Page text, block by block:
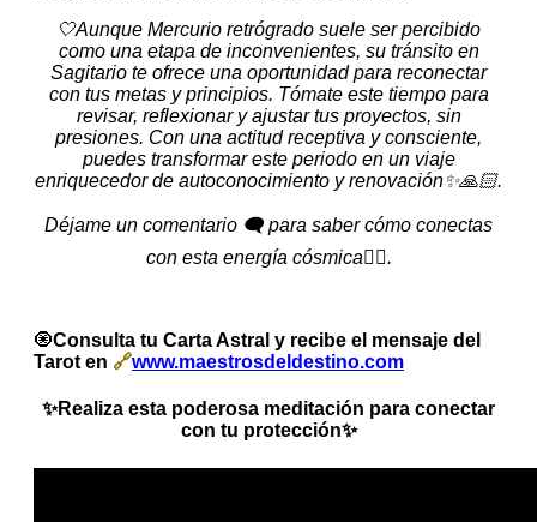
🤍Aunque Mercurio retrógrado suele ser percibido
como una etapa de inconvenientes, su tránsito en
Sagitario te ofrece una oportunidad para reconectar
con tus metas y principios. Tómate este tiempo para
revisar, reflexionar y ajustar tus proyectos, sin
presiones. Con una actitud receptiva y consciente,
puedes transformar este periodo en un viaje
enriquecedor de autoconocimiento y renovación✨🙏🏻.
Déjame un comentario 🗨️ para saber cómo conectas
con esta energía cósmica👇🏻.
🧿Consulta tu Carta Astral y recibe el mensaje del
Tarot en 🔗www.maestrosdeldestino.com
✨Realiza esta poderosa meditación para conectar
con tu protección✨